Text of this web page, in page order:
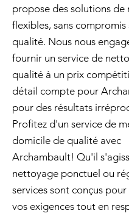
propose des solutions de
flexibles, sans compromis
qualité. Nous nous
fournir un service de
qualité à un prix
détail compte pour
pour des résultats
Profitez d'un service de
domicile de qualité avec
Archambault! Qu'il
nettoyage ponctuel ou
services sont conçus
vos exigences tout en